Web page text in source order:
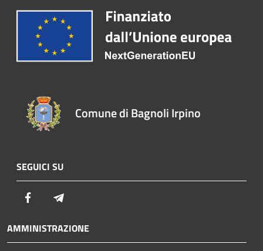
Comune di Bagnoli Irpino
SEGUICI SU
Facebook
AMMINISTRAZIONE